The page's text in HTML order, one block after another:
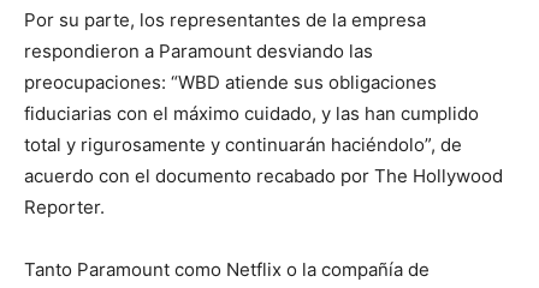
Por su parte, los representantes de la empresa
respondieron a Paramount desviando las
preocupaciones: “WBD atiende sus obligaciones
fiduciarias con el máximo cuidado, y las han cumplido
total y rigurosamente y continuarán haciéndolo”, de
acuerdo con el documento recabado por The Hollywood
Reporter.
Tanto Paramount como Netflix o la compañía de